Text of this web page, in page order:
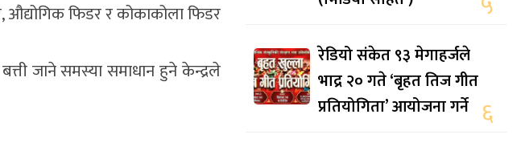
औद्योगिक फिडर र कोकाकोला फिडर
जाने समस्या समाधान हुने केन्द्रले
रेडियो संकेत ९३ मेगाहर्जले
भाद्र २० गते ‘बृहत तिज गीत
प्रतियोगिता’ आयोजना गर्ने ६